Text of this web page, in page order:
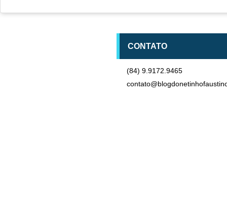
CONTATO
(84) 9.9172.9465